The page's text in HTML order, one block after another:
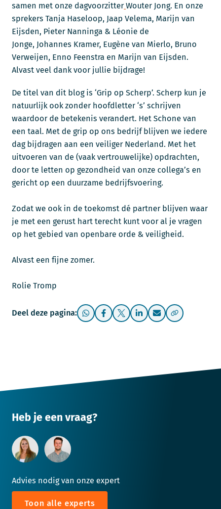
samen met onze dagvoorzitter Wouter Jong. En onze
sprekers Tanja Haseloop, Jaap Velema, Marijn van
Eijsden, Pieter Nanninga & Léonie de
Jonge, Johannes Kramer, Eugène van Mierlo, Bruno
Verweijen, Enno Feenstra en Marijn van Eijsden.
Alvast veel dank voor jullie bijdrage!
De titel van dit blog is ‘Grip op Scherp’. Scherp kun je
natuurlijk ook zonder hoofdletter ‘s’ schrijven
waardoor de betekenis verandert. Het Schone van
een taal. Met de grip op ons bedrijf blijven we iedere
dag bijdragen aan een veiliger Nederland. Met het
uitvoeren van de (vaak vertrouwelijke) opdrachten,
door te letten op gezondheid van onze collega’s en
gericht op een duurzame bedrijfsvoering.
Zodat we ook in de toekomst dé partner blijven waar
je met een gerust hart terecht kunt voor al je vragen
op het gebied van openbare orde & veiligheid.
Alvast een fijne zomer.
Rolie Tromp
Deel deze pagina:
Heb je een vraag?
Advies nodig van onze expert
Toon alle experts